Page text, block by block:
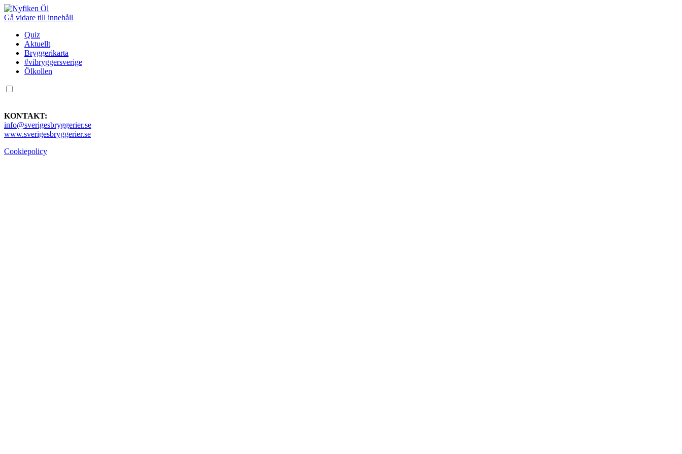
Gå vidare till innehåll
Quiz
Aktuellt
Bryggerikarta
#vibryggersverige
Ölkollen
KONTAKT:
info@sverigesbryggerier.se
www.sverigesbryggerier.se
Cookiepolicy